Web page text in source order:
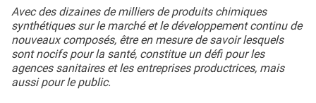
Avec des dizaines de milliers de produits chimiques
synthétiques sur le marché et le développement continu de
nouveaux composés, être en mesure de savoir lesquels
sont nocifs pour la santé, constitue un défi pour les
agences sanitaires et les entreprises productrices, mais
aussi pour le public.